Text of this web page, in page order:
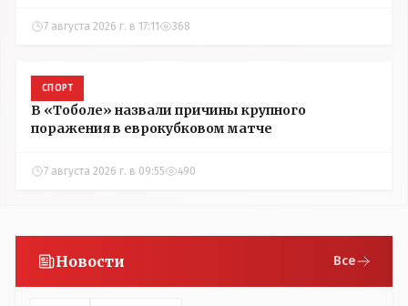
7 августа 2026 г. в 17:11 368
СПОРТ
В «Тоболе» назвали причины крупного
поражения в еврокубковом матче
7 августа 2026 г. в 09:55 490
Новости Все